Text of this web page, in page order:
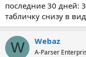
последние 30 дней:
табличку снизу в
W Webaz
A-Parser